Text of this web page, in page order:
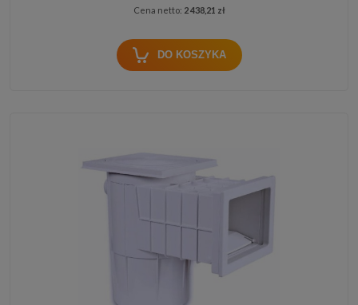
Cena netto: 2 438,21 zł
DO KOSZYKA